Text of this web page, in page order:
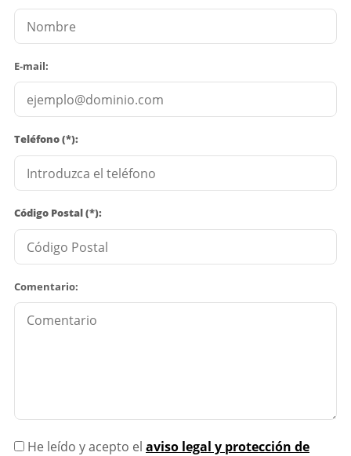
E-mail:
Teléfono (*):
Código Postal (*):
Comentario:
He leído y acepto el aviso legal y protección de